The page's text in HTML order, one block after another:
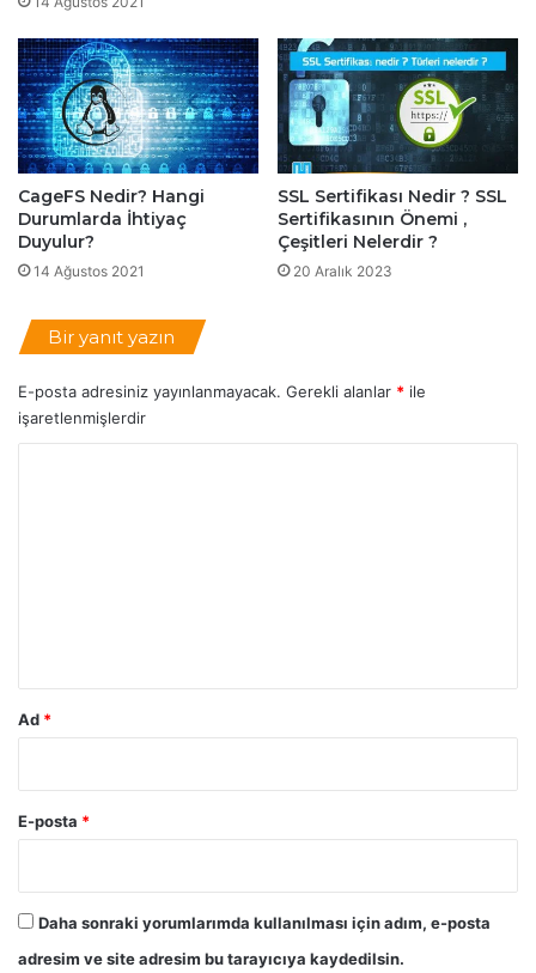
e
i
:
G
ü
v
e
n
l
k
e
P
e
a
m
Ç
ö
z
CageFS Nedir? Hangi
Durumlarda İhtiyaç
Duyulur?
14 Ağustos 2021
SSL Sertifikası Nedir ? SSL
Sertifikasının Önemi ,
Çeşitleri Nelerdir ?
20 Aralık 2023
Bir yanıt yazın
E-posta adresiniz yayınlanmayacak. Gerekli alanlar * ile
işaretlenmişlerdir
Ad *
E-posta *
Daha sonraki yorumlarımda kullanılması için adım, e-posta
adresim ve site adresim bu tarayıcıya kaydedilsin.